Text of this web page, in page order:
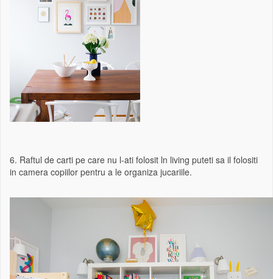
6. Raftul de carti pe care nu l-ati folosit ln living puteti sa il folositi
in camera copiilor pentru a le organiza jucariile.